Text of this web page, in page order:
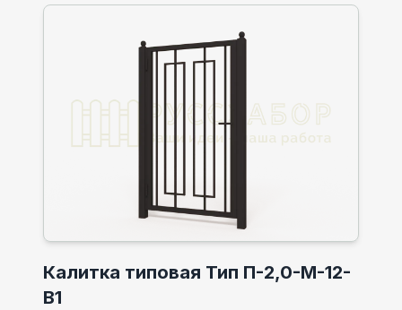
Калитка типовая Тип П-2,0-М-12-
В1